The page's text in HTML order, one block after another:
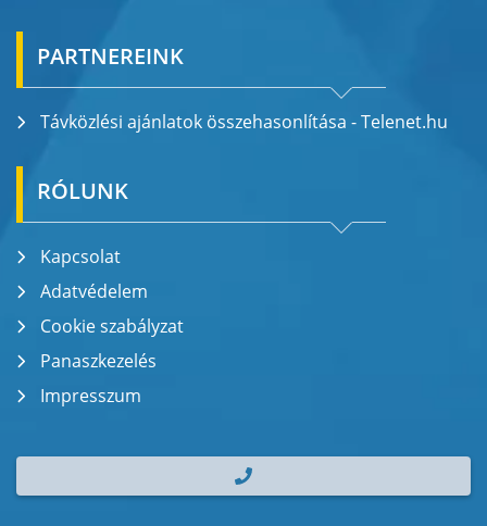
PARTNEREINK
Távközlési ajánlatok összehasonlítása - Telenet.hu
RÓLUNK
Kapcsolat
Adatvédelem
Cookie szabályzat
Panaszkezelés
Impresszum
| TEL.: +36 70 700 2000